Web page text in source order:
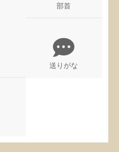
部首
送りがな